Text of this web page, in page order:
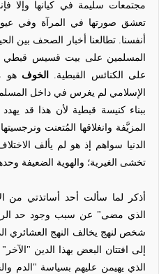
مجتمعات سليمة في كيانها وإلا
تعشق صورتها في المرآة وفي
أنفسنا. تطالعنا أخبار الصحف بين
المسلمين على بيت قسيس قبطي
على الكنائس القبطية.
الخوف هو
الإسلامي لم يغرس في داخل
ببناء كنيسة قبطية لأن هذا قد يهدد
المزيَّفة وانغلاقها المُتعنت
الدنيا سواهم إذ هو لم يألف
تخشى الغيرية؛ والهوية الضعيفة
أذكر لما سألت أحد أساتذتي من
الذي مضى" عن سبب وجود حد الردة
شخص لنهج يخالف النهج العشائري
إلى افتتان البعض بهذا الدين
الذي يهيمن عليهم بسياسة "الدم